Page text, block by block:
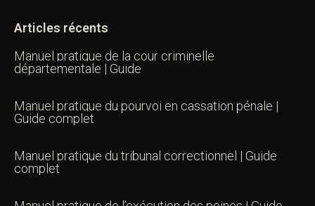
Articles récents
Manuel pratique de la cour criminelle
départementale | Guide
Manuel pratique du pourvoi en cassation pénale |
Guide complet
Manuel pratique du tribunal correctionnel | Guide
complet